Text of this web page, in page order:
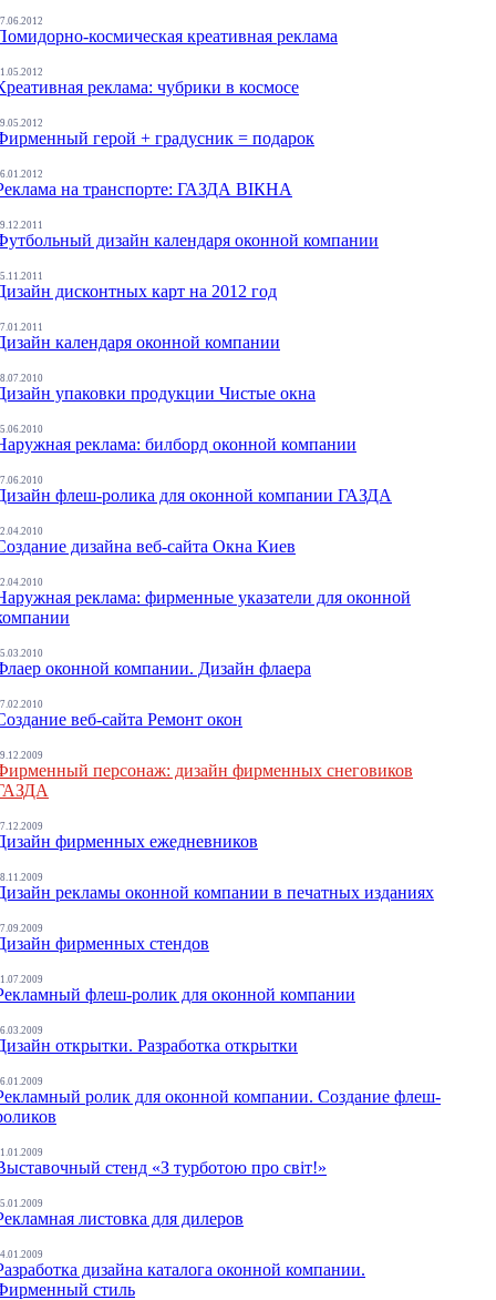
космическая креативная реклама
реклама: чубрики в космосе
герой + градусник = подарок
на транспорте: ГАЗДА ВІКНА
дизайн календаря оконной компании
дисконтных карт на 2012 год
календаря оконной компании
упаковки продукции Чистые окна
реклама: билборд оконной компании
флеш-ролика для оконной компании ГАЗДА
дизайна веб-сайта Окна Киев
реклама: фирменные указатели для оконной
оконной компании. Дизайн флаера
веб-сайта Ремонт окон
персонаж: дизайн фирменных снеговиков
фирменных ежедневников
рекламы оконной компании в печатных изданиях
фирменных стендов
флеш-ролик для оконной компании
открытки. Разработка открытки
ролик для оконной компании. Создание флеш-
стенд «З турботою про світ!»
листовка для дилеров
дизайна каталога оконной компании.
стиль